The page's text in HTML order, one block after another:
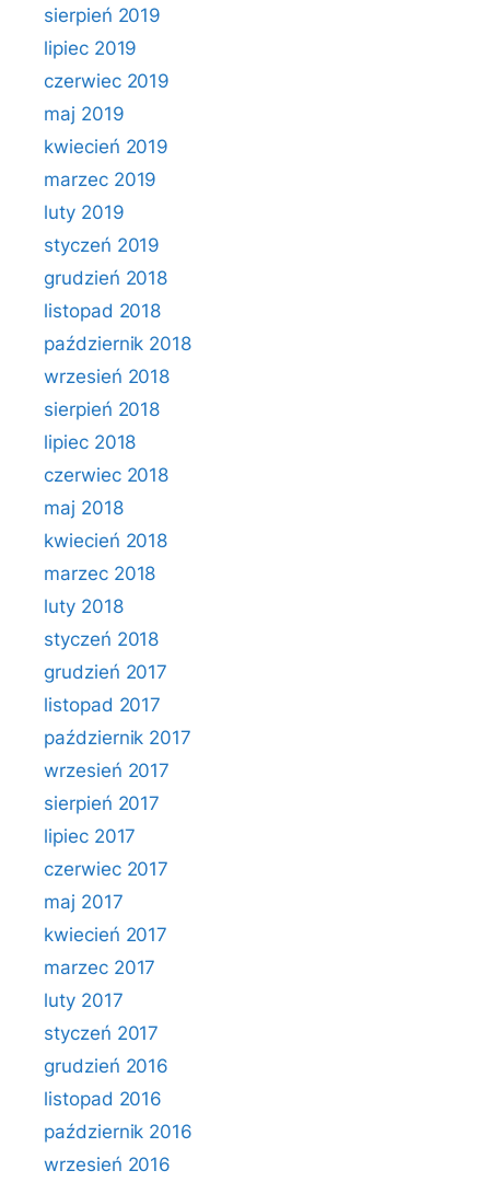
sierpień 2019
lipiec 2019
czerwiec 2019
maj 2019
kwiecień 2019
marzec 2019
luty 2019
styczeń 2019
grudzień 2018
listopad 2018
październik 2018
wrzesień 2018
sierpień 2018
lipiec 2018
czerwiec 2018
maj 2018
kwiecień 2018
marzec 2018
luty 2018
styczeń 2018
grudzień 2017
listopad 2017
październik 2017
wrzesień 2017
sierpień 2017
lipiec 2017
czerwiec 2017
maj 2017
kwiecień 2017
marzec 2017
luty 2017
styczeń 2017
grudzień 2016
listopad 2016
październik 2016
wrzesień 2016